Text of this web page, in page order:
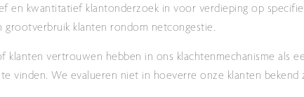
en kwantitatief klantonderzoek in voor verdieping op
klanten rondom netcongestie.
klanten vertrouwen hebben in ons klachtenmechanisme als
vinden. We evalueren niet in hoeverre onze klanten bekend